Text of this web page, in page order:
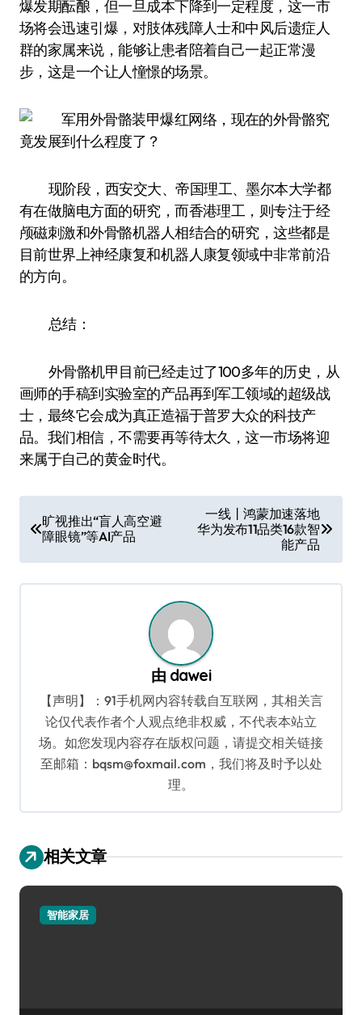
爆发期酝酿，但一旦成本下降到一定程度，这一市
场将会迅速引爆，对肢体残障人士和中风后遗症人
群的家属来说，能够让患者陪着自己一起正常漫
步，这是一个让人憧憬的场景。
现阶段，西安交大、帝国理工、墨尔本大学都
有在做脑电方面的研究，而香港理工，则专注于经
颅磁刺激和外骨骼机器人相结合的研究，这些都是
目前世界上神经康复和机器人康复领域中非常前沿
的方向。
总结：
外骨骼机甲目前已经走过了100多年的历史，从
画师的手稿到实验室的产品再到军工领域的超级战
士，最终它会成为真正造福于普罗大众的科技产
品。我们相信，不需要再等待太久，这一市场将迎
来属于自己的黄金时代。
章
导
航
旷视推出“盲人高空避
障眼镜”等AI产品
一线丨鸿蒙加速落地
华为发布11品类16款智
能产品
由 dawei
【声明】：91手机网内容转载自互联网，其相关言
论仅代表作者个人观点绝非权威，不代表本站立
场。如您发现内容存在版权问题，请提交相关链接
至邮箱：bqsm@foxmail.com，我们将及时予以处
理。
相关文章
智能家居